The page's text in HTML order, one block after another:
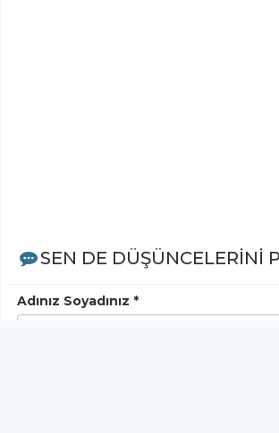
SEN DE DÜŞÜNCELERİNİ
Adınız Soyadınız *